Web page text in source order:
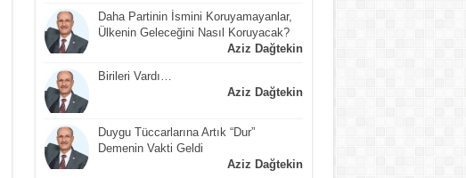
Daha Partinin İsmini Koruyamayanlar,
Ülkenin Geleceğini Nasıl Koruyacak?
Aziz Dağtekin
Birileri Vardı…
Aziz Dağtekin
Duygu Tüccarlarına Artık “Dur”
Demenin Vakti Geldi
Aziz Dağtekin